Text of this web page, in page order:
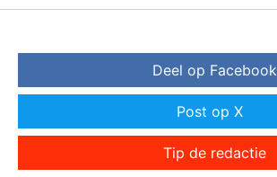
Deel op Facebook
Post op X
Tip de redactie